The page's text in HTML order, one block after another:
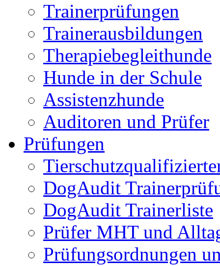
Trainerprüfungen
Trainerausbildungen
Therapiebegleithunde
Hunde in der Schule
Assistenzhunde
Auditoren und Prüfer
Prüfungen
DogAudit
DogAudit Trainerliste
Prüfer MHT und
Prüfungsordnungen